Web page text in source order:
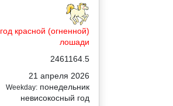
год красной (огненной)
лошади
2461164.5
21 апреля 2026
Weekday: понедельник
невисокосный год